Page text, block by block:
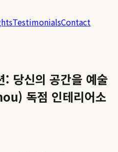
TestimonialsContact
당신의 공간을 예술
독점 인테리어소